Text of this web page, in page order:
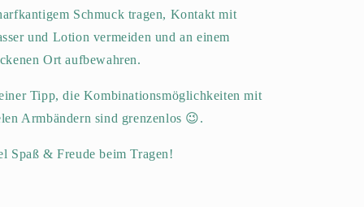
Schmuck tragen, Kontakt mit
und Lotion vermeiden und an einem
Ort aufbewahren.
Tipp, die Kombinationsmöglichkeiten mit
Armbändern sind grenzenlos 😉.
Spaß & Freude beim Tragen!